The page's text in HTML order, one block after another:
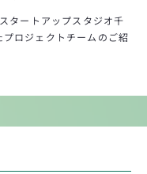
タートアップスタジオ千
ロジェクトチームのご紹